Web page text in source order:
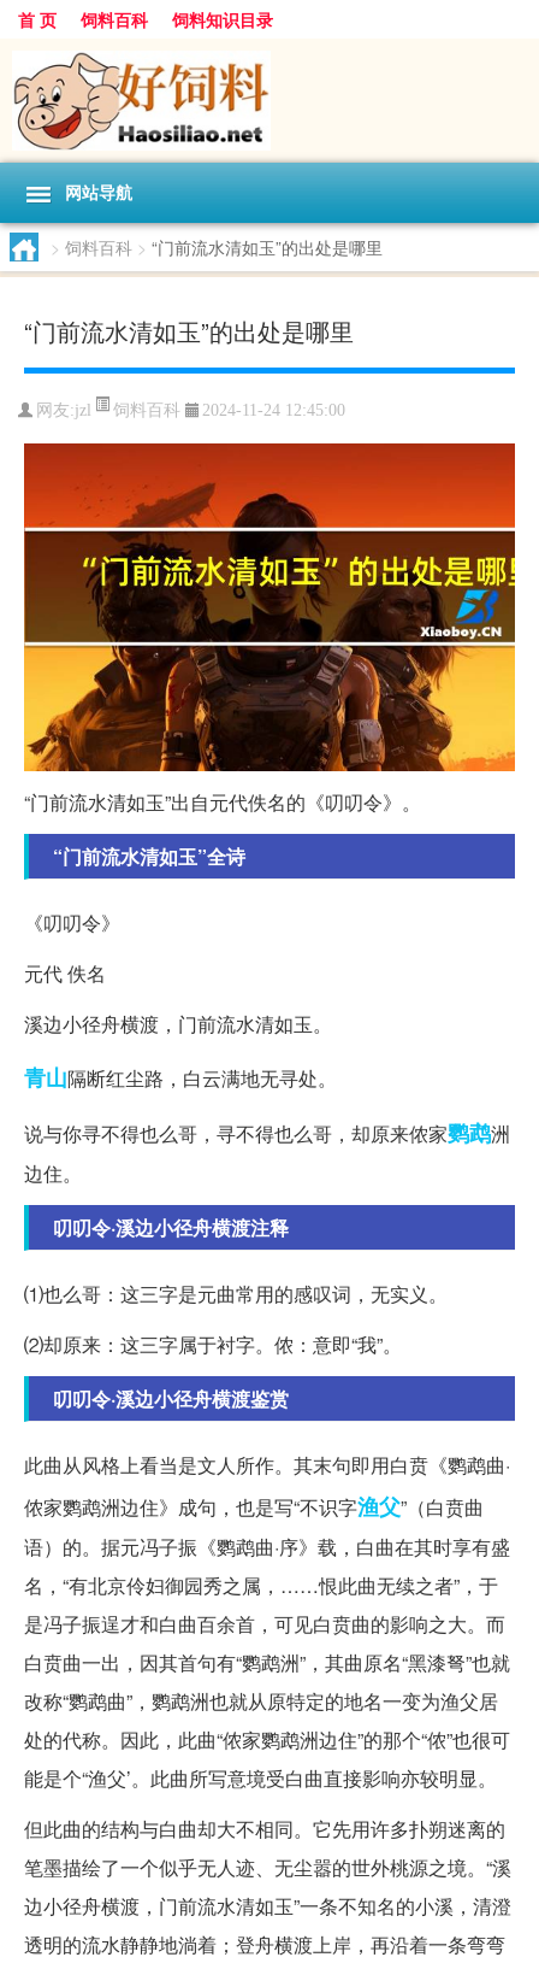
首 页 饲料百科 饲料知识目录
网站导航
> 饲料百科 > “门前流水清如玉”的出处是哪里
“门前流水清如玉”的出处是哪里
网友:jzl 饲料百科 2024-11-24 12:45:00
“门前流水清如玉”出自元代佚名的《叨叨令》。
“门前流水清如玉”全诗
《叨叨令》
元代 佚名
溪边小径舟横渡，门前流水清如玉。
青山隔断红尘路，白云满地无寻处。
说与你寻不得也么哥，寻不得也么哥，却原来侬家鹦鹉洲
边住。
叨叨令·溪边小径舟横渡注释
⑴也么哥：这三字是元曲常用的感叹词，无实义。
⑵却原来：这三字属于衬字。侬：意即“我”。
叨叨令·溪边小径舟横渡鉴赏
此曲从风格上看当是文人所作。其末句即用白贲《鹦鹉曲·
侬家鹦鹉洲边住》成句，也是写“不识字渔父”（白贲曲
语）的。据元冯子振《鹦鹉曲·序》载，白曲在其时享有盛
名，“有北京伶妇御园秀之属，……恨此曲无续之者”，于
是冯子振逞才和白曲百余首，可见白贲曲的影响之大。而
白贲曲一出，因其首句有“鹦鹉洲”，其曲原名“黑漆弩”也就
改称“鹦鹉曲”，鹦鹉洲也就从原特定的地名一变为渔父居
处的代称。因此，此曲“侬家鹦鹉洲边住”的那个“侬”也很可
能是个“渔父’。此曲所写意境受白曲直接影响亦较明显。
但此曲的结构与白曲却大不相同。它先用许多扑朔迷离的
笔墨描绘了一个似乎无人迹、无尘嚣的世外桃源之境。“溪
边小径舟横渡，门前流水清如玉”一条不知名的小溪，清澄
透明的流水静静地淌着；登舟横渡上岸，再沿着一条弯弯